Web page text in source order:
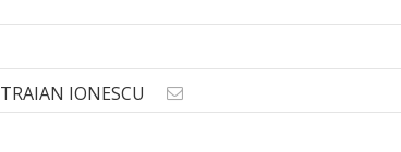
TRAIAN IONESCU